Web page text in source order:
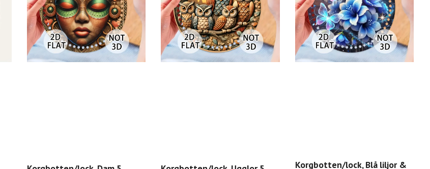
Korgbotten/lock, Blå liljor &